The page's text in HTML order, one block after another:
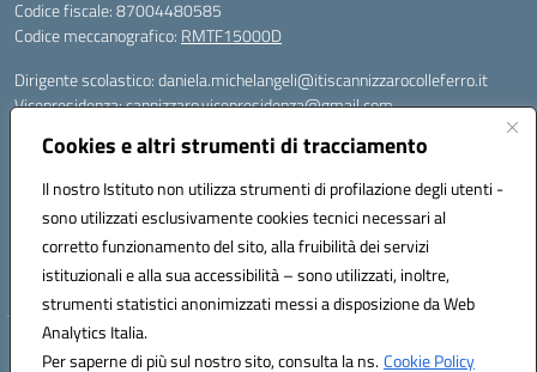
Cookies e altri strumenti di tracciamento
Il nostro Istituto non utilizza strumenti di profilazione degli utenti -
sono utilizzati esclusivamente cookies tecnici necessari al
corretto funzionamento del sito, alla fruibilità dei servizi
istituzionali e alla sua accessibilità – sono utilizzati, inoltre,
strumenti statistici anonimizzati messi a disposizione da Web
Analytics Italia.
Per saperne di più sul nostro sito, consulta la ns.Cookie Policy
Codice fiscale: 87004480585
Codice meccanografico: RMTF15000D
Dirigente scolastico: daniela.michelangeli@itiscannizzarocolleferro.it
Vicepresidenza: cannizzaro.vicepresidenza@gmail.com
Supporto piattaforme DDI (creazione account e rigenerazione credenziali)
supporto_gsuite@itiscannizzarocolleferro.it
Microsoft Office 365 (Teams):
supporto_office365@cannizzaro.onmicrosoft.com
Hosting & Powered by 3D Solution S.r.l.